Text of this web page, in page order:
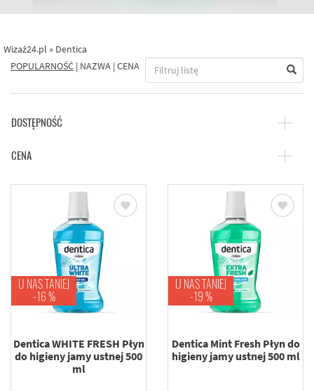
Wizaż24.pl » Dentica
POPULARNOŚĆ | NAZWA | CENA
DOSTĘPNOŚĆ
CENA
U NAS TANIEJ
-16 %
Dentica WHITE FRESH Płyn
do higieny jamy ustnej 500
ml
U NAS TANIEJ
-19 %
Dentica Mint Fresh Płyn do
higieny jamy ustnej 500 ml